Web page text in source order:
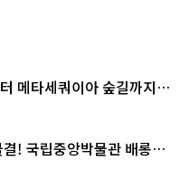
메타세쿼이아 숲길까지…
! 국립중앙박물관 배롱나